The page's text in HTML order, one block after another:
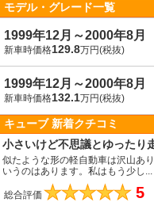
モデル・グレード一覧
1999年12月～2000年8月
新車時価格129.8万円(税抜)
1999年12月～2000年8月
新車時価格132.1万円(税抜)
キューブ 新着クチコミ
小さいけど不思議とゆったり
似たような形の軽自動車は沢山あ
いうのはあります。私はもう少し...
総合評価 ★★★★★ 5